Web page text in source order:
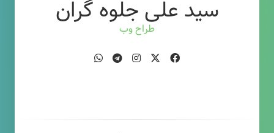
سید علی جلوه گران
طراح وب